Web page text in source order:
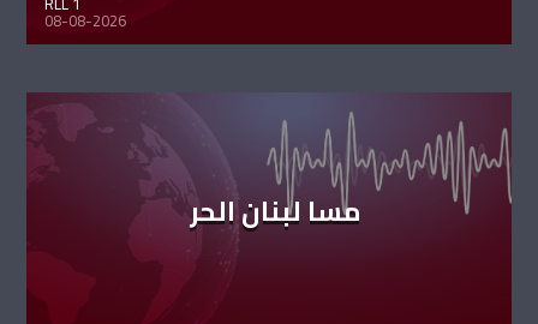
08-08-2026
مسا لبنان الحر